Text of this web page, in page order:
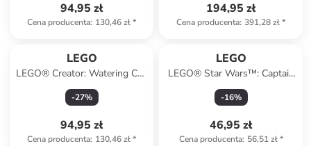
94,95 zł
Cena producenta: 130,46 zł*
194,95 zł
Cena producenta: 391,28 zł*
LEGO
LEGO® Creator: Watering Can
with Flowers - 8+
-27%
94,95 zł
Cena producenta: 130,46 zł*
LEGO
LEGO® Star Wars™: Captain
Rex™ Y-Wing™ Microfighter -
6+
-16%
46,95 zł
Cena producenta: 56,51 zł*